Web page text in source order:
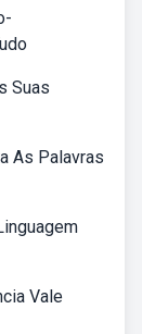
Suas
As Palavras
Vale